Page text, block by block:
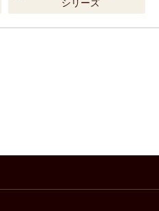
シリーズ